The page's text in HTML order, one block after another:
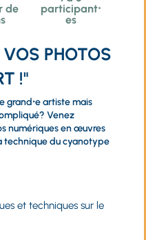
de
participant⸱
es
PHOTOS
!"
grand⸱e artiste mais
Venez
numériques en œuvres
technique du cyanotype
et techniques sur le